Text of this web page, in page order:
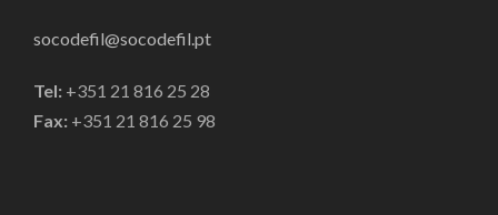
socodefil@socodefil.pt
Tel: +351 21 816 25 28
Fax: +351 21 816 25 98